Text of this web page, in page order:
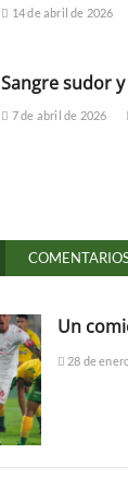
14 de abril de 2026
Sangre sudor
7 de abril de 2026
Un
28 de